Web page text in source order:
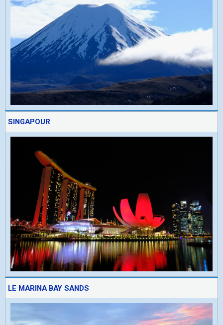
SINGAPOUR
LE MARINA BAY SANDS